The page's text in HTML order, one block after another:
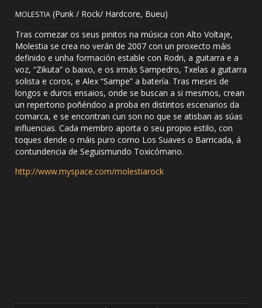
MOLESTIA (Punk / Rock/ Hardcore, Bueu)
Tras comezar os seus pinitos na música con Alto Voltaje,
Molestia se crea no verán de 2007 con un proxecto máis
definido e unha formación estable con Rodri, a guitarra e a
voz, “Zikuta” o baixo, e os irmás Sampedro, Txelas a guitarra
solista e coros, e Alex “Sampe” a batería. Tras meses de
longos e duros ensaios, onde se buscan a si mesmos, crean
un repertorio poñéndoo a proba en distintos escenarios da
comarca, e se encontran cun son no que se atisban as súas
influencias. Cada membro aporta o seu propio estilo, con
toques dende o máis puro como Los Suaves o Barricada, á
contundencia de Seguismundo Toxicómano.
http://www.myspace.com/molestiarock